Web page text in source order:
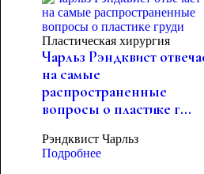
Пластическая хирургия
Чарльз Рэндквист
на самые
распространенные
вопросы о пластике г...
Рэндквист Чарльз
Подробнее